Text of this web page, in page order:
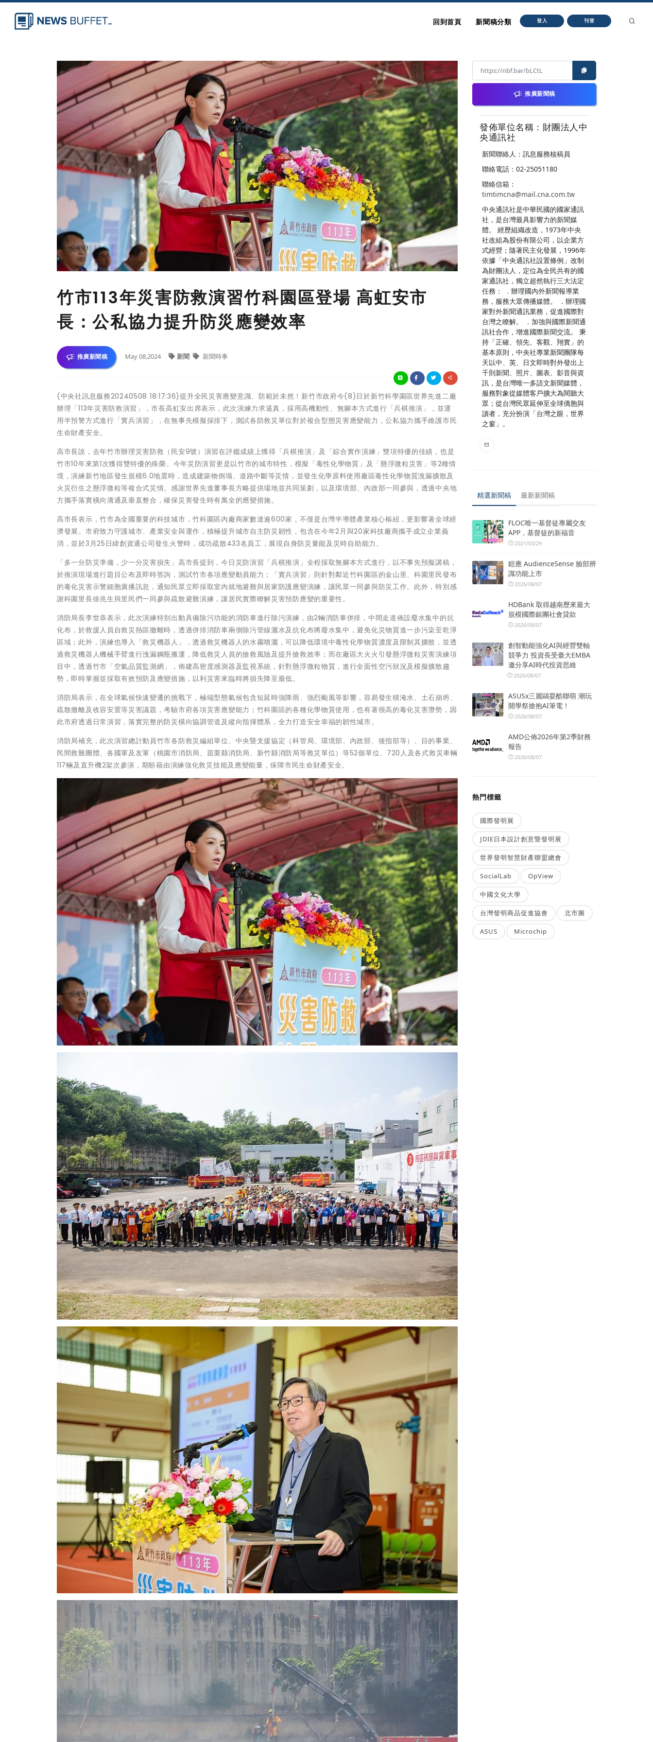
回到首頁 新聞稿分類 登入 刊登
竹市113年災害防救演習竹科園區登場 高虹安市
長：公私協力提升防災應變效率
推廣新聞稿 May 08,2024 新聞 新聞時事
(中央社訊息服務20240508 18:17:36)提升全民災害應變意識、防範於未然！新竹市政府今(8)日於新竹科學園區世界先進二廠
辦理「113年災害防救演習」，市長高虹安出席表示，此次演練力求逼真，採用高機動性、無腳本方式進行「兵棋推演」，並運
用半預警方式進行「實兵演習」，在無事先模擬採排下，測試各防救災單位對於複合型態災害應變能力，公私協力攜手維護市民
生命財產安全。
高市長說，去年竹市辦理災害防救（民安9號）演習在評鑑成績上獲得「兵棋推演」及「綜合實作演練」雙項特優的佳績，也是
竹市10年來第1次獲得雙特優的殊榮。今年災防演習更是以竹市的城市特性，模擬「毒性化學物質」及「懸浮微粒災害」等2種情
境，演練新竹地區發生規模6.0地震時，造成建築物倒塌、道路中斷等災情，並發生化學原料使用廠區毒性化學物質洩漏擴散及
火災衍生之懸浮微粒等複合式災情。感謝世界先進董事長方略提供場地並共同策劃，以及環境部、內政部一同參與，透過中央地
方攜手落實橫向溝通及垂直整合，確保災害發生時有萬全的應變措施。
高市長表示，竹市為全國重要的科技城市，竹科園區內廠商家數達逾600家，不僅是台灣半導體產業核心樞紐，更影響著全球經
濟發展。市府致力守護城市、產業安全與運作，積極提升城市自主防災韌性，包含在今年2月與20家科技廠商攜手成立企業義
消，並於3月25日緯創資通公司發生火警時，成功疏散433名員工，展現自身防災量能及災時自助能力。
「多一分防災準備，少一分災害損失」高市長提到，今日災防演習「兵棋推演」全程採取無腳本方式進行，以不事先預擬講稿，
於推演現場進行題目公布及即時答詢，測試竹市各項應變動員能力；「實兵演習」則針對鄰近竹科園區的金山里、科園里民發布
的毒化災害示警細胞廣播訊息，通知民眾立即採取室內就地避難與居家防護應變演練，讓民眾一同參與防災工作。此外，特別感
謝科園里長徐兆生與里民們一同參與疏散避難演練，讓居民實際瞭解災害預防應變的重要性。
消防局長李世恭表示，此次演練特別出動具備除污功能的消防車進行除污演練，由2輛消防車併排，中間走道佈設廢水集中的抗
化布，於救援人員自救災熱區撤離時，透過併排消防車兩側除污管線灑水及抗化布將廢水集中，避免化災物質進一步污染至乾淨
區域；此外，演練也導入「救災機器人」，透過救災機器人的水霧噴灑，可以降低環境中毒性化學物質濃度及限制其擴散，並透
過救災機器人機械手臂進行洩漏鋼瓶搬運，降低救災人員的搶救風險及提升搶救效率；而在廠區大火火引發懸浮微粒災害演練項
目中，透過竹市「空氣品質監測網」，佈建高密度感測器及監視系統，針對懸浮微粒物質，進行全面性空污狀況及模擬擴散趨
勢，即時掌握並採取有效預防及應變措施，以利災害來臨時將損失降至最低。
消防局表示，在全球氣候快速變遷的挑戰下，極端型態氣候包含短延時強降雨、強烈颱風等影響，容易發生積淹水、土石崩坍、
疏散撤離及收容安置等災害議題，考驗市府各項災害應變能力；竹科園區的各種化學物質使用，也有著很高的毒化災害潛勢，因
此市府透過日常演習，落實完整的防災橫向協調管道及縱向指揮體系，全力打造安全幸福的韌性城市。
消防局補充，此次演習總計動員竹市各防救災編組單位、中央暨支援協定（科管局、環境部、內政部、後指部等）、目的事業、
民間救難團體、各國軍及友軍（桃園市消防局、苗栗縣消防局、新竹縣消防局等救災單位）等52個單位、720人及各式救災車輛
117輛及直升機2架次參演，期盼藉由演練強化救災技能及應變能量，保障市民生命財產安全。
推廣新聞稿
發佈單位名稱：財團法人中
央通訊社
新聞聯絡人：訊息服務核稿員
聯絡電話：02-25051180
聯絡信箱：
timtimcna@mail.cna.com.tw
中央通訊社是中華民國的國家通訊
社，是台灣最具影響力的新聞媒
體。 經歷組織改造，1973年中央
社改組為股份有限公司，以企業方
式經營；隨著民主化發展，1996年
依據「中央通訊社設置條例」改制
為財團法人，定位為全民共有的國
家通訊社，獨立超然執行三大法定
任務： ．辦理國內外新聞報導業
務，服務大眾傳播媒體。 ．辦理國
家對外新聞通訊業務，促進國際對
台灣之瞭解。 ．加強與國際新聞通
訊社合作，增進國際新聞交流。 秉
持「正確、領先、客觀、翔實」的
基本原則，中央社專業新聞團隊每
天以中、英、日文即時對外發出上
千則新聞、照片、圖表、影音與資
訊，是台灣唯一多語文新聞媒體，
服務對象從媒體客戶擴大為閱聽大
眾；從台灣民眾延伸至全球僑胞與
讀者，充分扮演「台灣之眼，世界
之窗」。
精選新聞稿 最新新聞稿
FLOC唯一基督徒專屬交友
APP，基督徒的新福音
2021/03/29
鎧應 AudienceSense 臉部辨
識功能上市
2026/08/07
HDBank 取得越南歷來最大
規模國際銀團社會貸款
2026/08/07
創智動能強化AI與經營雙軸
競爭力 投資長受臺大EMBA
邀分享AI時代投資思維
2026/08/07
ASUSx三麗鷗耍酷聯萌 潮玩
開學祭搶抱AI筆電！
2026/08/07
AMD公佈2026年第2季財務
報告
2026/08/07
熱門標籤
國際發明展
JDIE日本設計創意暨發明展
世界發明智慧財產聯盟總會
SocialLab OpView
中國文化大學
台灣發明商品促進協會 北市圖
ASUS Microchip